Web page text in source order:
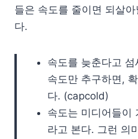
들은 속도를 줄이면 되살
다.
속도를 늦춘다고
속도만 추구하면,
다. (capcold)
속도는 미디어들이
라고 본다. 그런 의